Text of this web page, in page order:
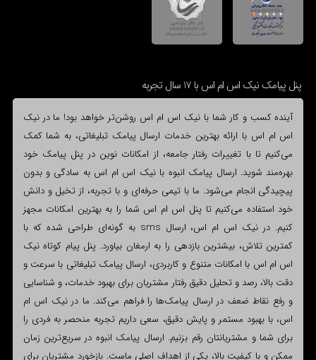
پنل پیامک نیک اس ام اس با 17 سال تجربه
آینده کسب و کار شما با نیک اس ام اس روشن‌تر خواهد بود! ما در نیک
اس ام اس با ارائه بهترین خدمات ارسال پیامک تبلیغاتی، به شما کمک
می‌کنیم تا با تغییرات رفتار جامعه، از امکانات نوین در پنل پیامک خود
بهره‌مند شوید. ارسال پیامک انبوه با نیک اس ام اس به سادگی و بدون
پیچیدگی انجام می‌شود. ما با تیمی حرفه‌ای و با تجربه، از تخیل و دانش
خود استفاده می‌کنیم تا پنل اس ام اس شما را به بهترین امکانات مجهز
کنیم. در نیک اس ام اس، ارسال sms به گونه‌ای طراحی شده که با
کمترین تلاش، بیشترین بازدهی را به ارمغان بیاورد. پنل پیام کوتاه نیک
اس ام اس با امکانات متنوع و کاربردی، ارسال پیامک تبلیغاتی با سرعت و
دقت بالا، رصد و تحلیل دقیق رفتار مشتریان برای بهبود خدمات، و شناسایی
و رفع نقاط ضعف در ارسال پیامک‌ها را فراهم می‌کند. ما در نیک اس ام
اس، با بهبود مستمر و پایش دقیق، سعی داریم تجربه منحصر به فردی را
برای شما و مشتریانتان رقم بزنیم. ارسال پیامک انبوه در سریع‌ترین زمان
ممکن و با کیفیت بالا، یکی از اهداف اصلی ماست. بازخورد مشتریان برای